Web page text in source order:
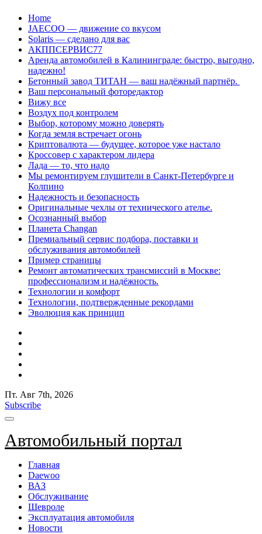
Перейти
содержанию
Home
JAECOO — движение со вкусом
Solaris — сделано для вас
АКППСЕРВИС77
Аренда автомобилей в Калининграде: быстро, выгодно,
надежно!
Бетонный завод ТИТАН — ваш надёжный партнёр.
Ваш персональный фоторедактор
Вижу все
Воздух под контролем
Выбор, которому можно доверять
Когда земля встречает огонь
Криптовалюта — будущее, которое уже настало
Кроссовер с характером лидера
Лада — то, что надо
Мы ремонтируем глушители в Санкт-Петербурге и
Колпино
Надежность и безопасность
Оригинальные чехлы от технического ателье.
Осознанный выбор
Планета Changan
Премиальный сервис подбора, поставки и
обслуживания автомобилей
Пример страницы
Ремонт автоматических трансмиссий в Москве:
профессионализм и надёжность.
Технологии и комфорт
Технологии, подтвержденные рекордами
Эволюция как принцип
Пт. Авг 7th, 2026
Subscribe
Автомобильный портал
Главная
Daewoo
ВАЗ
Обслуживание
Шевроле
Эксплуатация автомобиля
Новости